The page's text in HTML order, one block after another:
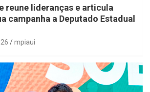
reune lideranças e articula
campanha a Deputado Estadual
mpiaui